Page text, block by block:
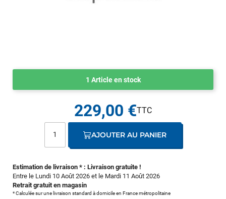
1 Article en stock
Estimation de livraison * : Livraison gratuite !
Entre le Lundi 10 Août 2026 et le Mardi 11 Août 2026
Retrait gratuit en magasin
* Calculée sur une livraison standard à domicile en France métropolitaine
229,00 €
AJOUTER AU PANIER